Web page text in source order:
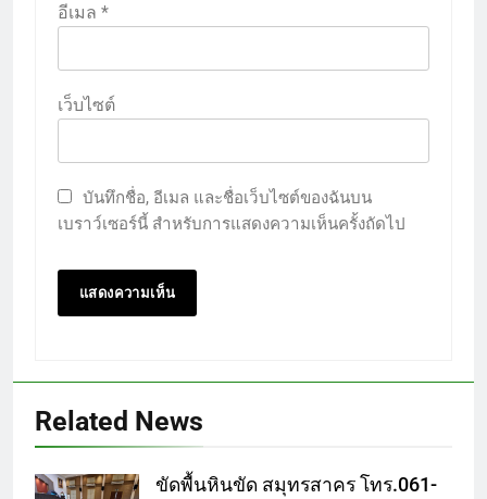
อีเมล *
เว็บไซต์
บันทึกชื่อ, อีเมล และชื่อเว็บไซต์ของฉันบน
เบราว์เซอร์นี้ สำหรับการแสดงความเห็นครั้งถัดไป
Related News
ขัดพื้นหินขัด สมุทรสาคร โทร.061-